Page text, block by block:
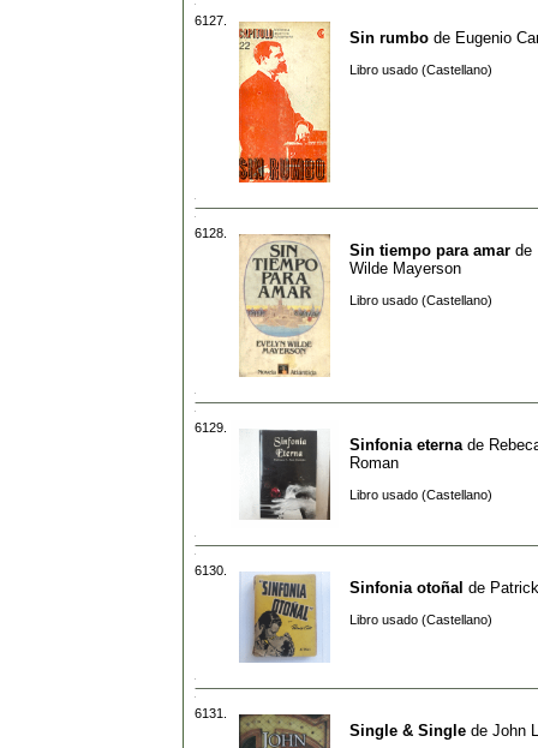
6127.
Sin rumbo de Eugenio
Libro usado (Castellano)
6128.
Sin tiempo para amar de
Wilde Mayerson
Libro usado (Castellano)
6129.
Sinfonia eterna de
Roman
Libro usado (Castellano)
6130.
Sinfonia otoñal de
Libro usado (Castellano)
6131.
Single & Single de John